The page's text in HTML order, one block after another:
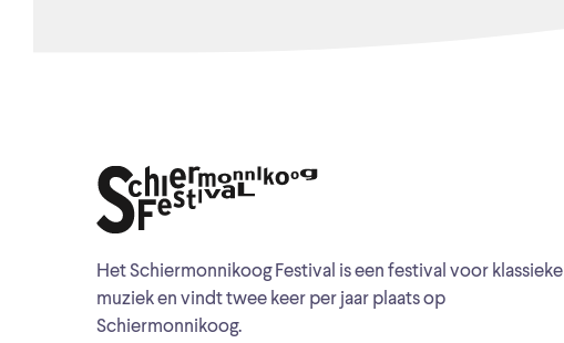
Het Schiermonnikoog Festival is een festival voor klassieke
muziek en vindt twee keer per jaar plaats op
Schiermonnikoog.